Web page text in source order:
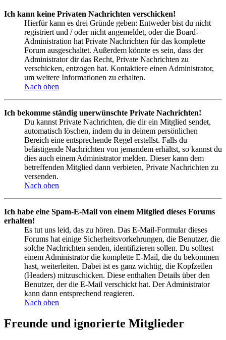
Ich kann keine Privaten Nachrichten verschicken!
Hierfür kann es drei Gründe geben: Entweder bist du nicht
registriert und / oder nicht angemeldet, oder die Board-
Administration hat Private Nachrichten für das komplette
Forum ausgeschaltet. Außerdem könnte es sein, dass der
Administrator dir das Recht, Private Nachrichten zu
verschicken, entzogen hat. Kontaktiere einen Administrator,
um weitere Informationen zu erhalten.
Nach oben
Ich bekomme ständig unerwünschte Private Nachrichten!
Du kannst Private Nachrichten, die dir ein Mitglied sendet,
automatisch löschen, indem du in deinem persönlichen
Bereich eine entsprechende Regel erstellst. Falls du
belästigende Nachrichten von jemandem erhältst, so kannst du
dies auch einem Administrator melden. Dieser kann dem
betreffenden Mitglied dann verbieten, Private Nachrichten zu
versenden.
Nach oben
Ich habe eine Spam-E-Mail von einem Mitglied dieses Forums
erhalten!
Es tut uns leid, das zu hören. Das E-Mail-Formular dieses
Forums hat einige Sicherheitsvorkehrungen, die Benutzer, die
solche Nachrichten senden, identifizieren sollen. Du solltest
einem Administrator die komplette E-Mail, die du bekommen
hast, weiterleiten. Dabei ist es ganz wichtig, die Kopfzeilen
(Headers) mitzuschicken. Diese enthalten Details über den
Benutzer, der die E-Mail verschickt hat. Der Administrator
kann dann entsprechend reagieren.
Nach oben
Freunde und ignorierte Mitglieder